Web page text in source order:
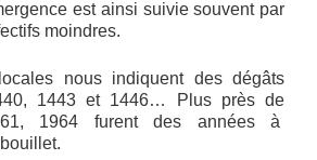
est ainsi suivie souvent par
moindres.
nous indiquent des dégâts
1443 et 1446… Plus près de
1964 furent des années à